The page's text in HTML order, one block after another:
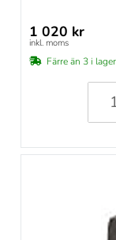
1 020 kr
inkl. moms
Färre än 3 i lager